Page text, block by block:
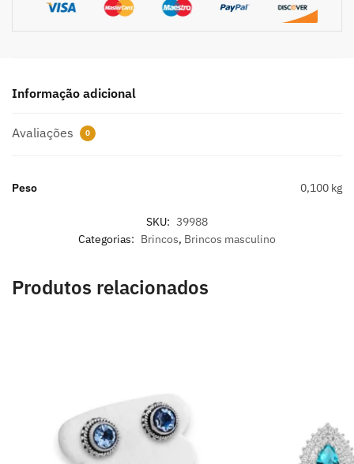
Informação adicional
Avaliações 0
Peso 0,100 kg
SKU: 39988
Categorias: Brincos, Brincos masculino
Produtos relacionados